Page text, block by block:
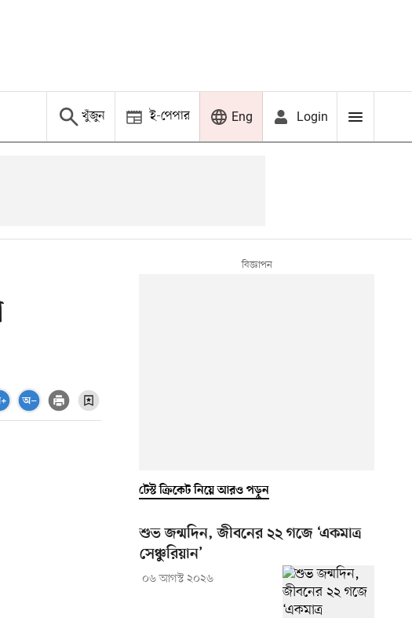
খুঁজুন ই-পেপার Eng Login
টেস্ট ক্রিকেট নিয়ে আরও পড়ুন
শুভ জন্মদিন, জীবনের ২২ গজে ‘একমাত্র
সেঞ্চুরিয়ান’
০৬ আগস্ট ২০২৬